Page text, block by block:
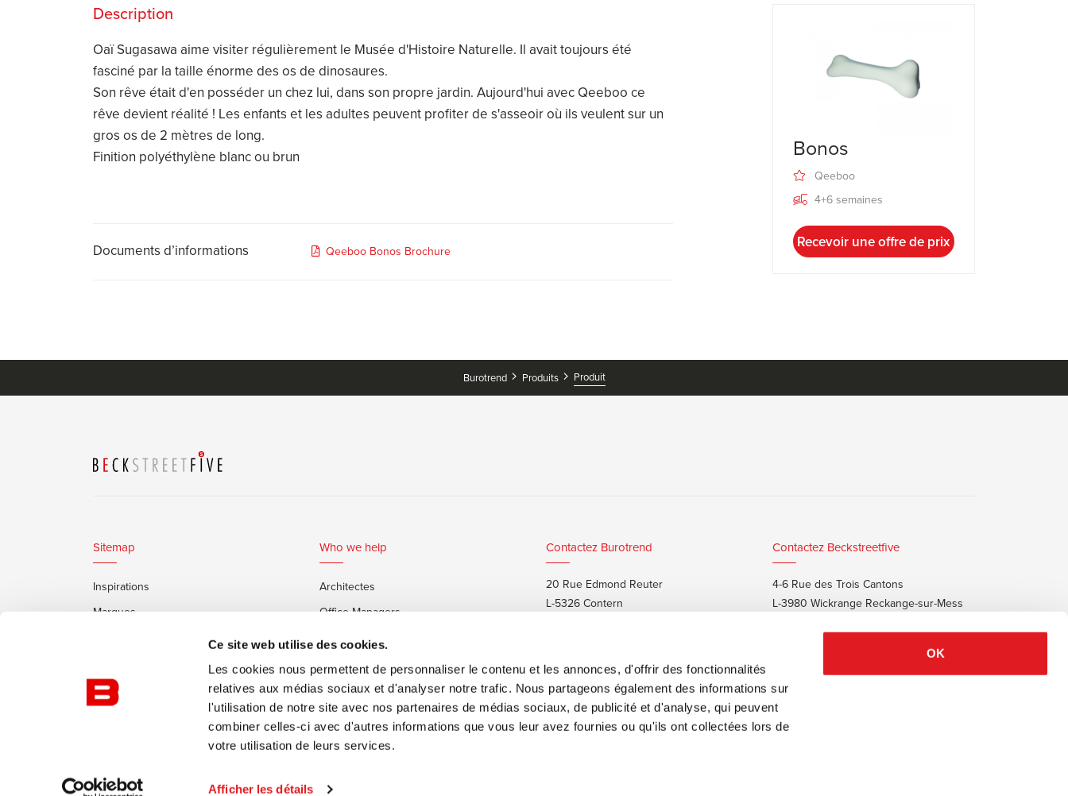
Ce site web utilise des cookies.
Les cookies nous permettent de personnaliser le contenu et les annonces, d'offrir des fonctionnalités
relatives aux médias sociaux et d'analyser notre trafic. Nous partageons également des informations sur
l'utilisation de notre site avec nos partenaires de médias sociaux, de publicité et d'analyse, qui peuvent
combiner celles-ci avec d'autres informations que vous leur avez fournies ou qu'ils ont collectées lors de
votre utilisation de leurs services.
Afficher les détails
OK
Description
Oaï Sugasawa aime visiter régulièrement le Musée d'Histoire Naturelle. Il avait toujours été
fasciné par la taille énorme des os de dinosaures.
Son rêve était d'en posséder un chez lui, dans son propre jardin. Aujourd'hui avec Qeeboo ce
rêve devient réalité ! Les enfants et les adultes peuvent profiter de s'asseoir où ils veulent sur un
gros os de 2 mètres de long.
Finition polyéthylène blanc ou brun
Documents d’informations Qeeboo Bonos Brochure
Bonos
Qeeboo
4+6 semaines
Recevoir une offre de prix
Burotrend Produits Produit
Sitemap
Inspirations
Marques
Cabines Insonorisées Framery
Who we help
Architectes
Office Managers
Clients privés
Contactez Burotrend
20 Rue Edmond Reuter
L-5326 Contern
Contactez Beckstreetfive
4-6 Rue des Trois Cantons
L-3980 Wickrange Reckange-sur-Mess
+352 48 25 68 55
Politique de confidentialité Conditions de vente